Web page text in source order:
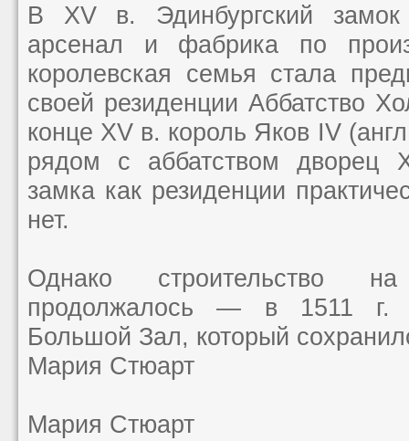
В XV в. Эдинбургский замок
арсенал и фабрика по
королевская семья стала
своей резиденции Аббатство
конце XV в. король Яков IV
рядом с аббатством дворец
замка как резиденции
нет.
Однако строительство
продолжалось — в 1511 г.
Большой Зал, который
Мария Стюарт
Мария Стюарт